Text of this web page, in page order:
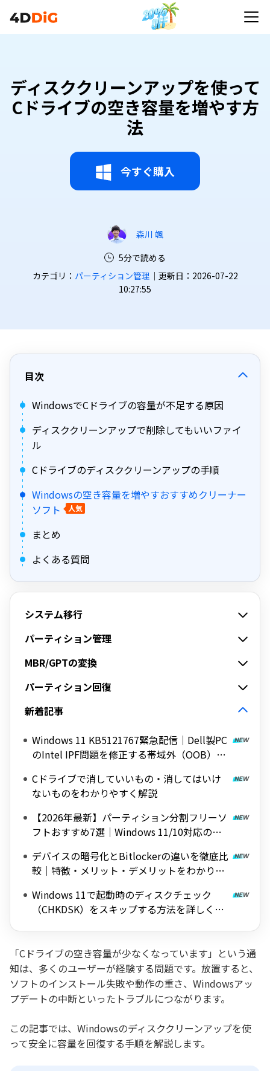
ディスククリーンアップを使って
Cドライブの空き容量を増やす方
法
今すぐ購入
森川 颯
5分で読める
カテゴリ： パーティション管理 ｜更新日：2026-07-22
10:27:55
目次
WindowsでCドライブの容量が不足する原因
ディスククリーンアップで削除してもいいファイ
ル
Cドライブのディスククリーンアップの手順
Windowsの空き容量を増やすおすすめクリーナー
ソフト
人気
まとめ
よくある質問
システム移行
パーティション管理
MBR/GPTの変換
パーティション回復
新着記事
Windows 11 KB5121767緊急配信｜Dell製PC
のIntel IPF問題を修正する帯域外（OOB）ア
Cドライブで消していいもの・消してはいけ
ないものをわかりやすく解説
【2026年最新】パーティション分割フリーソ
フトおすすめ7選｜Windows 11/10対応の無
デバイスの暗号化とBitlockerの違いを徹底比
較｜特徴・メリット・デメリットをわかりや
Windows 11で起動時のディスクチェック
（CHKDSK）をスキップする方法を詳しく解
「Cドライブの空き容量が少なくなっています」という通
知は、多くのユーザーが経験する問題です。放置すると、
ソフトのインストール失敗や動作の重さ、Windowsアッ
プデートの中断といったトラブルにつながります。
この記事では、Windowsのディスククリーンアップを使
って安全に容量を回復する手順を解説します。